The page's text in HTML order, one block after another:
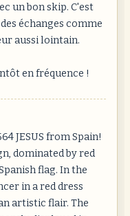
un bon skip. C'est
échanges comme
aussi lointain.
en fréquence !
JESUS from Spain!
dominated by red
flag. In the
in a red dress
artistic flair. The